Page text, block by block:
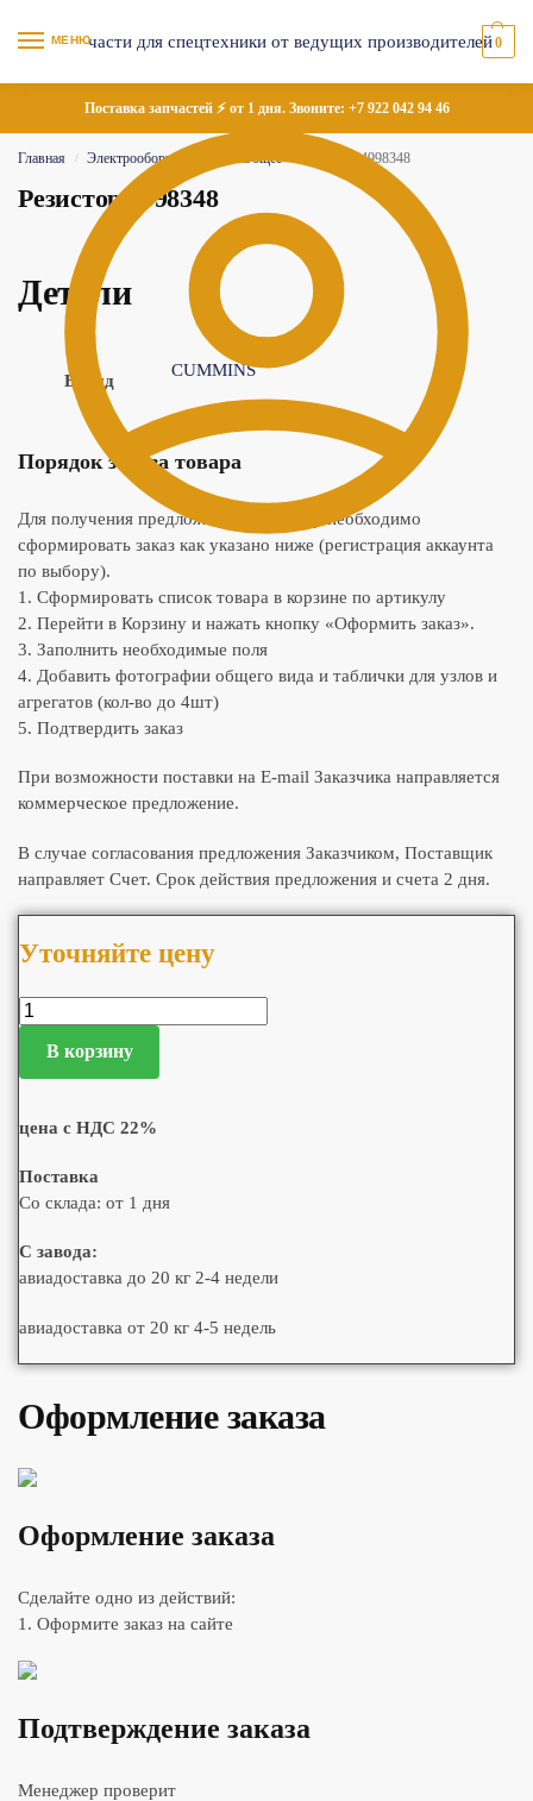
МЕНЮ 0
Поставка запчастей ⚡ от 1 дня. Звоните: +7 922 042 94 46
Главная / Электрооборудование Общее Резистор 4998348
Резистор 4998348
Детали
Бренд
CUMMINS
Порядок заказа товара
Для получения предложения по товару необходимо
сформировать заказ как указано ниже (регистрация аккаунта
по выбору).
1. Сформировать список товара в корзине по артикулу
2. Перейти в Корзину и нажать кнопку «Оформить заказ».
3. Заполнить необходимые поля
4. Добавить фотографии общего вида и таблички для узлов и
агрегатов (кол-во до 4шт)
5. Подтвердить заказ
При возможности поставки на E-mail Заказчика направляется
коммерческое предложение.
В случае согласования предложения Заказчиком, Поставщик
направляет Счет. Срок действия предложения и счета 2 дня.
Уточняйте цену
В корзину
цена с НДС 22%
Поставка
Со склада: от 1 дня
С завода:
авиадоставка до 20 кг 2-4 недели
авиадоставка от 20 кг 4-5 недель
Оформление заказа
Оформление заказа
Сделайте одно из действий:
1. Оформите заказ на сайте
Подтверждение заказа
Менеджер проверит